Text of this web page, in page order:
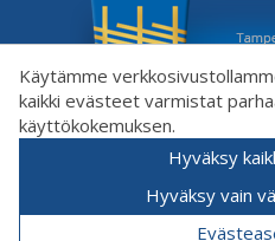
Käytämme
kaikki evästeet varmistat
käyttökokemuksen.
Hyväksy
Hyväksy vain